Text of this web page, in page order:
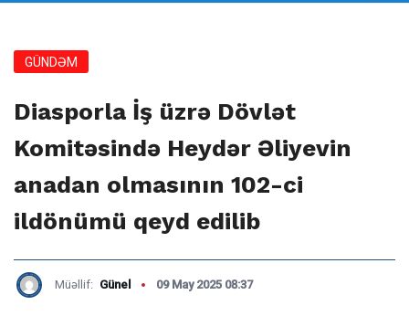
GÜNDƏM
Diasporla İş üzrə Dövlət
Komitəsində Heydər Əliyevin
anadan olmasının 102-ci
ildönümü qeyd edilib
Müəllif: Günel 09 May 2025 08:37